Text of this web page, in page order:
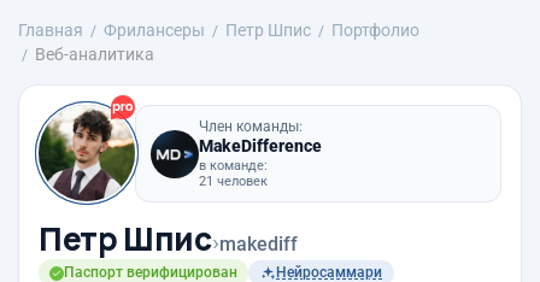
Главная Фрилансеры Петр Шпис
Портфолио
Веб-аналитика
Член команды:
MakeDifference
в команде:
21 человек
Петр Шпис›makediff
Паспорт верифицирован Нейросаммари